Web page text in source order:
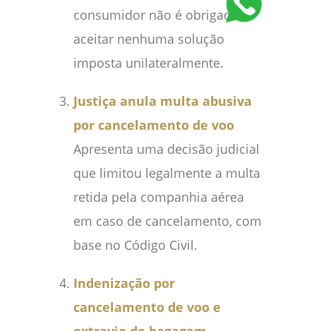
consumidor não é obrigado a
aceitar nenhuma solução
imposta unilateralmente.
Justiça anula multa abusiva
por cancelamento de voo
Apresenta uma decisão judicial
que limitou legalmente a multa
retida pela companhia aérea
em caso de cancelamento, com
base no Código Civil.
Indenização por
cancelamento de voo e